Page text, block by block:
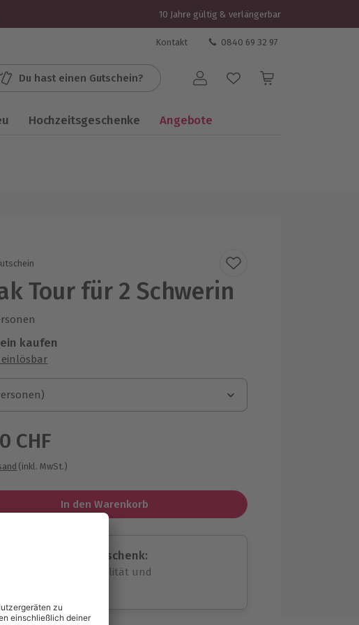
10 Jahre gültig & verlängerbar
Kontakt 0840 69 32 97
Du hast einen Gutschein? Benutzerkonto
Hochzeitsgeschenke Angebote
Tour für 2 Schwerin
kaufen
einlösbar
CHF
(inkl. MwSt.)
In den Warenkorb
das passende Geschenk:
Auswahl, volle Flexibilität und
Sicherheit
Auswahl
9.000 unvergessliche